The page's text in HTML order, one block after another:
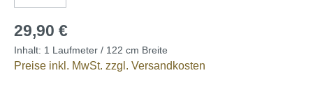
29,90 €
Inhalt: 1 Laufmeter / 122 cm Breite
Preise inkl. MwSt. zzgl. Versandkosten